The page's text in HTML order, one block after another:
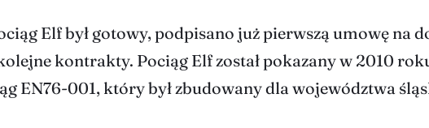
Elf był gotowy, podpisano już pierwszą umowę na
kontrakty. Pociąg Elf został pokazany w 2010
EN76-001, który był zbudowany dla województwa